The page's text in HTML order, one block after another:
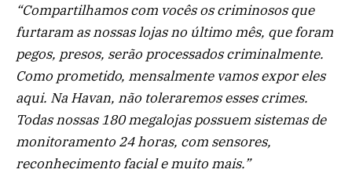
“Compartilhamos com vocês os criminosos que
furtaram as nossas lojas no último mês, que foram
pegos, presos, serão processados criminalmente.
Como prometido, mensalmente vamos expor eles
aqui. Na Havan, não toleraremos esses crimes.
Todas nossas 180 megalojas possuem sistemas de
monitoramento 24 horas, com sensores,
reconhecimento facial e muito mais.”